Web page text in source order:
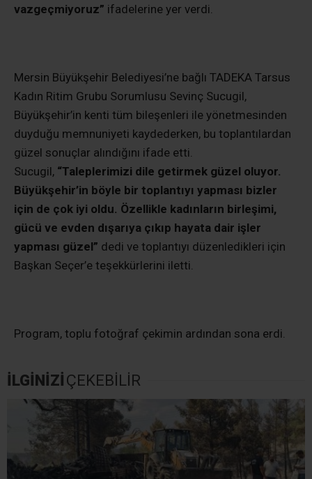
vazgeçmiyoruz” ifadelerine yer verdi.
Mersin Büyükşehir Belediyesi’ne bağlı TADEKA Tarsus
Kadın Ritim Grubu Sorumlusu Sevinç Sucugil,
Büyükşehir’in kenti tüm bileşenleri ile yönetmesinden
duyduğu memnuniyeti kaydederken, bu toplantılardan
güzel sonuçlar alındığını ifade etti.
Sucugil, “Taleplerimizi dile getirmek güzel oluyor.
Büyükşehir’in böyle bir toplantıyı yapması bizler
için de çok iyi oldu. Özellikle kadınların birleşimi,
gücü ve evden dışarıya çıkıp hayata dair işler
yapması güzel” dedi ve toplantıyı düzenledikleri için
Başkan Seçer’e teşekkürlerini iletti.
Program, toplu fotoğraf çekimin ardından sona erdi.
İLGİNİZİ ÇEKEBİLİR